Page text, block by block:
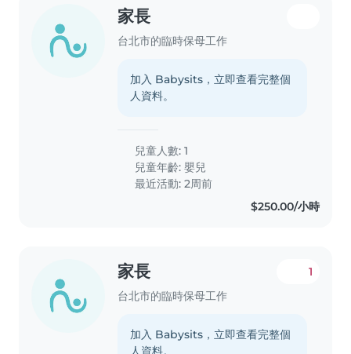
家長
台北市的臨時保母工作
加入 Babysits，立即查看完整個
人資料。
兒童人數: 1
兒童年齡:嬰兒
最近活動: 2周前
$250.00/小時
家長
台北市的臨時保母工作
1
加入 Babysits，立即查看完整個
人資料。